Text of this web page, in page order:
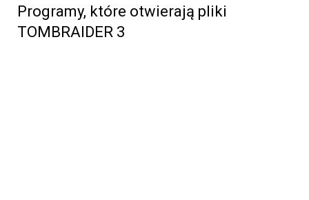
Programy, które otwierają pliki
TOMBRAIDER 3